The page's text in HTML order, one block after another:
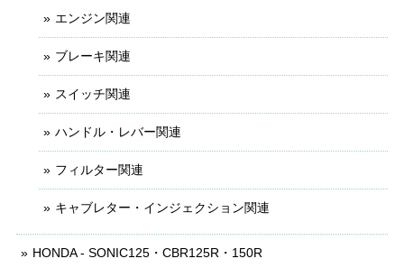
エンジン関連
ブレーキ関連
スイッチ関連
ハンドル・レバー関連
フィルター関連
キャブレター・インジェクション関連
HONDA - SONIC125・CBR125R・150R